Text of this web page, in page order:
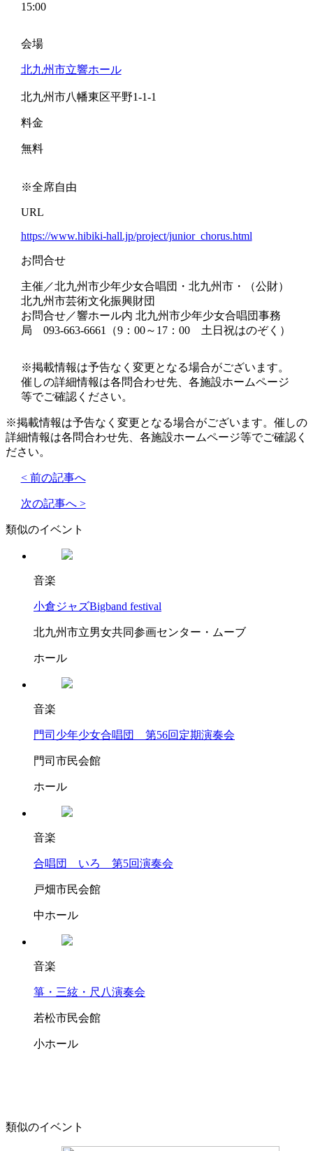
15:00
会場
北九州市立響ホール
北九州市八幡東区平野1-1-1
料金
無料
※全席自由
URL
https://www.hibiki-hall.jp/project/junior_chorus.html
お問合せ
主催／北九州市少年少女合唱団・北九州市・（公財）
北九州市芸術文化振興財団
お問合せ／響ホール内 北九州市少年少女合唱団事務
局 093-663-6661（9：00～17：00 土日祝はのぞく）
※掲載情報は予告なく変更となる場合がございます。
催しの詳細情報は各問合わせ先、各施設ホームページ
等でご確認ください。
※掲載情報は予告なく変更となる場合がございます。催しの
詳細情報は各問合わせ先、各施設ホームページ等でご確認く
ださい。
< 前の記事へ
次の記事へ >
類似のイベント
音楽
小倉ジャズBigband festival
北九州市立男女共同参画センター・ムーブ
ホール
音楽
門司少年少女合唱団 第56回定期演奏会
門司市民会館
ホール
音楽
合唱団 いろ 第5回演奏会
戸畑市民会館
中ホール
音楽
箏・三絃・尺八演奏会
若松市民会館
小ホール
類似のイベント